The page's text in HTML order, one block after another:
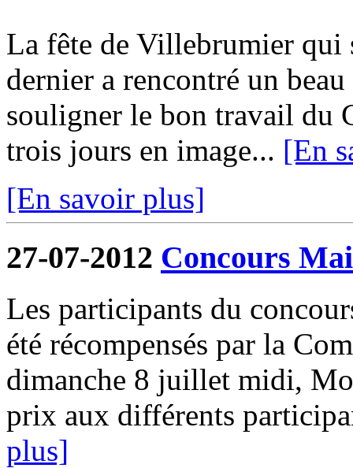
La fête de Villebrumier qui
dernier a rencontré un
souligner le bon travail du
trois jours en image... [En
[En savoir plus]
27-07-2012 Concours
Les participants du
été récompensés par la
dimanche 8 juillet midi,
prix aux différents
plus]